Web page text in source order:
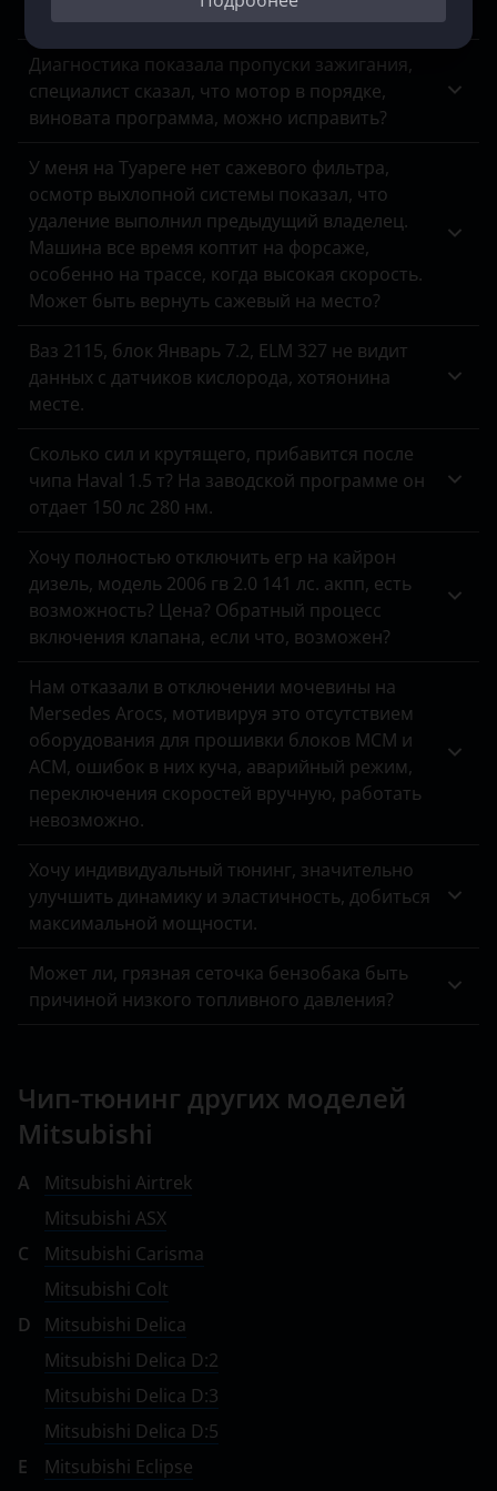
Genesis
Great Wall
Hawtai
Honda
Hummer
Hyundai
Infiniti
Isuzu
Iveco
JAC
Jeep
Kaiyi
Land Rover
Lexus
Lifan
Mazda
Mercedes-Benz
MINI
Omoda
Peugeot
Porsche
Ravon
Renault
Saab
Seat
Skoda
задолбал. Возможность, плюсы, минусы?
Диагностика показала пропуски зажигания,
специалист сказал, что мотор в порядке,
виновата программа, можно исправить?
У меня на Туареге нет сажевого фильтра,
осмотр выхлопной системы показал, что
удаление выполнил предыдущий владелец.
Машина все время коптит на форсаже,
особенно на трассе, когда высокая скорость.
Может быть вернуть сажевый на место?
Ваз 2115, блок Январь 7.2, ELM 327 не видит
данных с датчиков кислорода, хотяонина
месте.
Сколько сил и крутящего, прибавится после
чипа Haval 1.5 т? На заводской программе он
отдает 150 лс 280 нм.
Хочу полностью отключить егр на кайрон
дизель, модель 2006 гв 2.0 141 лс. акпп, есть
возможность? Цена? Обратный процесс
включения клапана, если что, возможен?
Нам отказали в отключении мочевины на
Mersedes Arocs, мотивируя это отсутствием
оборудования для прошивки блоков MCM и
ACM, ошибок в них куча, аварийный режим,
переключения скоростей вручную, работать
невозможно.
Хочу индивидуальный тюнинг, значительно
улучшить динамику и эластичность, добиться
максимальной мощности.
Может ли, грязная сеточка бензобака быть
причиной низкого топливного давления?
Чип-тюнинг других моделей
Mitsubishi
A
Mitsubishi Airtrek
Mitsubishi ASX
C
Mitsubishi Carisma
Mitsubishi Colt
D
Mitsubishi Delica
Mitsubishi Delica D:2
Mitsubishi Delica D:3
Mitsubishi Delica D:5
E
Mitsubishi Eclipse